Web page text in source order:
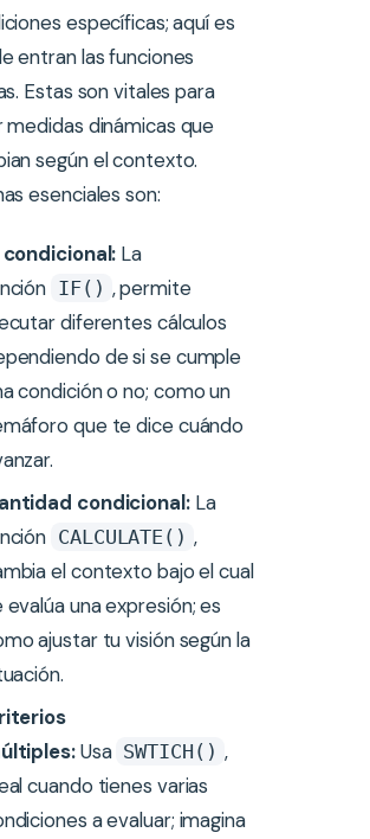
específicas; aquí es
entran las funciones
Estas son vitales para
medidas dinámicas que
según el contexto.
esenciales son:
condicional: La
IF() , permite
diferentes cálculos
de si se cumple
condición o no; como un
que te dice cuándo
condicional:La
CALCULATE() ,
el contexto bajo el cual
evalúa una expresión; es
ajustar tu visión según la
Usa SWTICH() ,
cuando tienes varias
a evaluar; imagina